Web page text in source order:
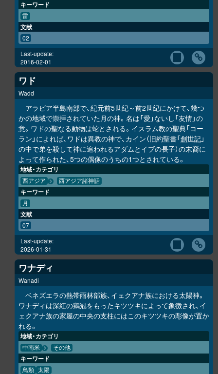
キーワード
雷
文献
02
Last-update:
2016-02-01
ワド
Wadd
アラビア半島南部で、紀元前5世紀～前2世紀にかけて、幾つ
かの地域で崇拝されていた月の神。名は「愛」ないし「友情」の
意。ワドの聖なる動物は蛇とされる。イスラム教の聖典「コー
ラン」によれば、ワドは異教の神で、カイン（旧約聖書「創世記」
の中で弟を殺して神に追われるアダムとイブの長子）の末裔に
よって作られた、5つの偶像のうちの1つとされている。
地域・カテゴリ
西アジア 西アジア諸神話
キーワード
月
文献
07
Last-update:
2026-01-31
ワナディ
Wanadi
ベネズエラの熱帯雨林部族、イェクアナ族における太陽神。
ワナディは深紅の鶏冠をもったキツツキによって象徴され、イ
ェクアナ族の家屋の中央の支柱にはこのキツツキの彫像が置か
れる。
地域・カテゴリ
中南米 その他
キーワード
鳥類 太陽